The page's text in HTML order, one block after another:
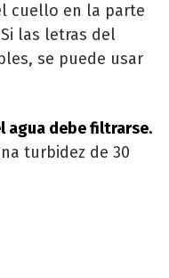
cuello en la parte
las letras del
se puede usar
agua debe filtrarse.
turbidez de 30